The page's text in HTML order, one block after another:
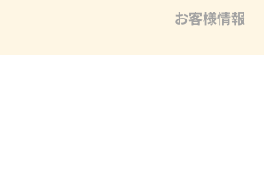
お客様情報